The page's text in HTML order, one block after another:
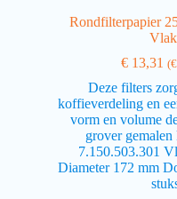
Rondfilterpapier
€ 13,31 (€
Deze filters
koffieverdeling en
vorm en volume
grover
7.150.503.301
Diameter 172 mm